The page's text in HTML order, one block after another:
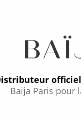
officiel
Baija Paris pour